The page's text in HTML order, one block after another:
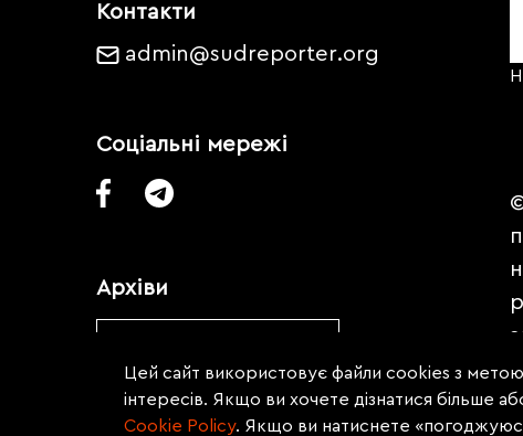
Контакти
admin@sudreporter.org
Соціальні мережі
Архіви
Цей сайт використовує файли cookies з метою
інтересів. Якщо ви хочете дізнатися більше
Сookie Policy. Якщо ви натиснете